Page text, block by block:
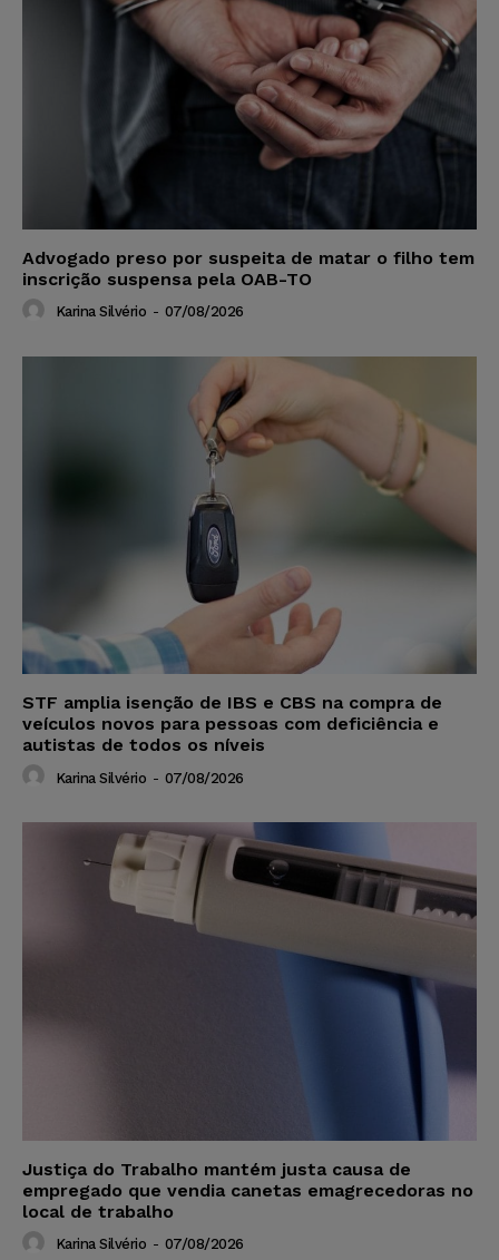
Advogado preso por suspeita de matar o filho tem
inscrição suspensa pela OAB-TO
Karina Silvério - 07/08/2026
STF amplia isenção de IBS e CBS na compra de
veículos novos para pessoas com deficiência e
autistas de todos os níveis
Karina Silvério - 07/08/2026
Justiça do Trabalho mantém justa causa de
empregado que vendia canetas emagrecedoras no
local de trabalho
Karina Silvério - 07/08/2026